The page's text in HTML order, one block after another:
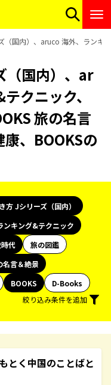
（国内）、aruco 海外、ランキ
（国内）、ar
クニック、
旅の名言
、BOOKSの
方 Jシリーズ（国内）
ンキング&テクニック
代
旅の図鑑
名言＆絶景
BOOKS
D-Books
絞り込み条件を追加
とく中国のことばと